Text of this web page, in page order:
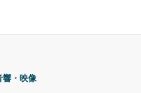
響・映像